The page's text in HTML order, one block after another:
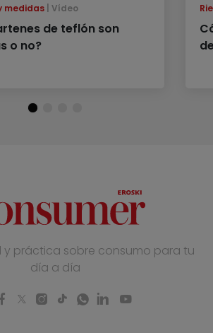
medidas Vídeo
de teflón son
o no?
y práctica sobre consumo para tu
día a día